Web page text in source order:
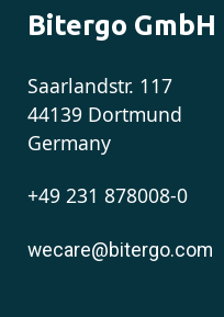
Bitergo GmbH
Saarlandstr. 117
44139 Dortmund
Germany
+49 231 878008-0
wecare@bitergo.com